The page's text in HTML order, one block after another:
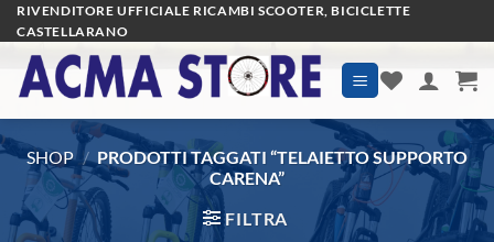
Salta
ai
contenuti
RIVENDITORE UFFICIALE RICAMBI SCOOTER, BICICLETTE
CASTELLARANO
SHOP / PRODOTTI TAGGATI “TELAIETTO SUPPORTO
CARENA”
FILTRA